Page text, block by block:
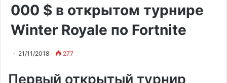
000 $ в открытом турнире
Winter Royale по Fortnite
21/11/2018 277
Первый открытый турнир